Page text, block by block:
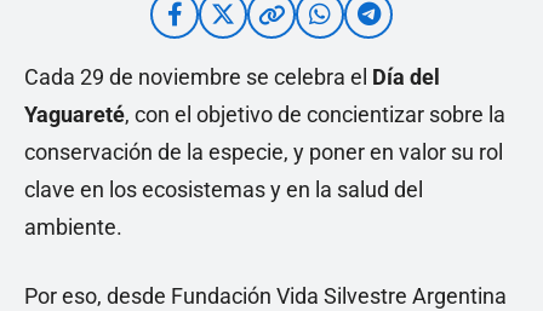
Cada 29 de noviembre se celebra el Día del
Yaguareté, con el objetivo de concientizar sobre la
conservación de la especie, y poner en valor su rol
clave en los ecosistemas y en la salud del
ambiente.
Por eso, desde Fundación Vida Silvestre Argentina